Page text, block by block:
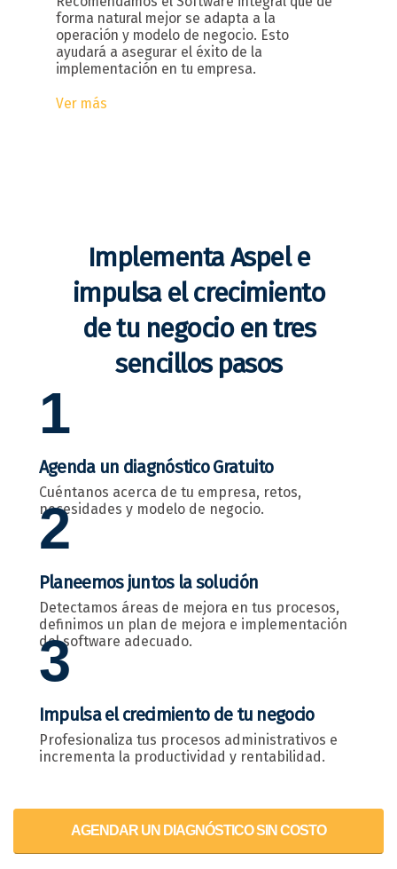
forma natural mejor se adapta a la
operación y modelo de negocio. Esto
ayudará a asegurar el éxito de la
implementación en tu empresa.
Ver más
Implementa Aspel e
impulsa el crecimiento
de tu negocio en tres
sencillos pasos
1
Agenda un diagnóstico Gratuito
Cuéntanos acerca de tu empresa, retos,
necesidades y modelo de negocio.
2
Planeemos juntos la solución
Detectamos áreas de mejora en tus procesos,
definimos un plan de mejora e implementación
del software adecuado.
3
Impulsa el crecimiento de tu negocio
Profesionaliza tus procesos administrativos e
incrementa la productividad y rentabilidad.
AGENDAR UN DIAGNÓSTICO SIN COSTO